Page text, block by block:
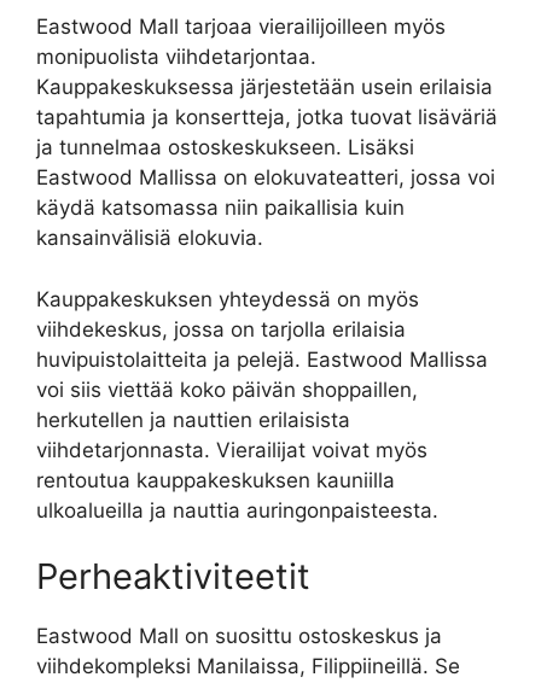
Eastwood Mall tarjoaa vierailijoilleen myös
monipuolista viihdetarjontaa.
Kauppakeskuksessa järjestetään usein erilaisia
tapahtumia ja konsertteja, jotka tuovat lisäväriä
ja tunnelmaa ostoskeskukseen. Lisäksi
Eastwood Mallissa on elokuvateatteri, jossa voi
käydä katsomassa niin paikallisia kuin
kansainvälisiä elokuvia.
Kauppakeskuksen yhteydessä on myös
viihdekeskus, jossa on tarjolla erilaisia
huvipuistolaitteita ja pelejä. Eastwood Mallissa
voi siis viettää koko päivän shoppaillen,
herkutellen ja nauttien erilaisista
viihdetarjonnasta. Vierailijat voivat myös
rentoutua kauppakeskuksen kauniilla
ulkoalueilla ja nauttia auringonpaisteesta.
Perheaktiviteetit
Eastwood Mall on suosittu ostoskeskus ja
viihdekompleksi Manilaissa, Filippiineillä. Se